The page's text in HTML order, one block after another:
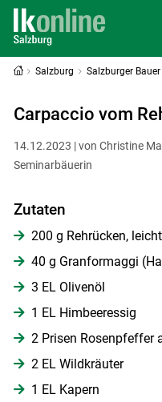
Salzburg Salzburger Bauer
Carpaccio vom
14.12.2023 | von Christine
Seminarbäuerin
Zutaten
200 g Rehrücken,
40 g Granformaggi
3 EL Olivenöl
1 EL Himbeeressig
2 Prisen Rosenpfeffer
2 EL Wildkräuter
1 EL Kapern